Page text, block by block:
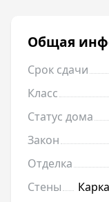
Общая
Срок сдачи
Класс
Статус дома
Закон
Отделка
Стены